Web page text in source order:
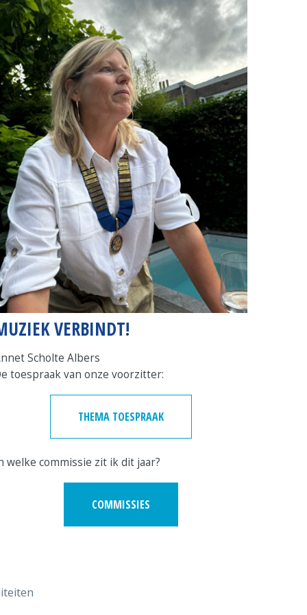
VERBINDT!
Scholte Albers
toespraak van onze voorzitter:
THEMA TOESPRAAK
welke commissie zit ik dit jaar?
COMMISSIES